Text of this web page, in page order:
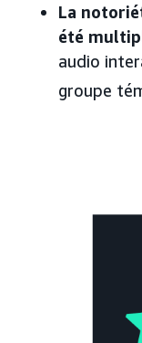
La
été
audio
groupe